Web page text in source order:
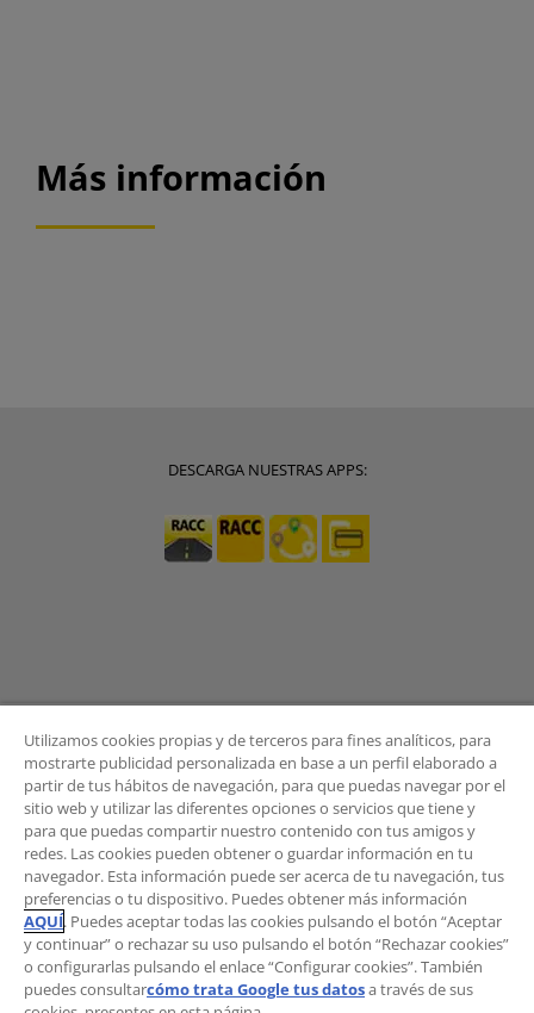
Más información
DESCARGA NUESTRAS APPS:
BOLETÍN
¿Quieres recibir las novedades del Área de
Movilidad?
Suscríbete al boletín.
Utilizamos cookies propias y de terceros para fines analíticos, para
mostrarte publicidad personalizada en base a un perfil elaborado a
partir de tus hábitos de navegación, para que puedas navegar por el
sitio web y utilizar las diferentes opciones o servicios que tiene y
para que puedas compartir nuestro contenido con tus amigos y
redes. Las cookies pueden obtener o guardar información en tu
navegador. Esta información puede ser acerca de tu navegación, tus
preferencias o tu dispositivo. Puedes obtener más información
AQUÍ. Puedes aceptar todas las cookies pulsando el botón “Aceptar
y continuar” o rechazar su uso pulsando el botón “Rechazar cookies”
o configurarlas pulsando el enlace “Configurar cookies”. También
puedes consultarcómo trata Google tus datosa través de sus